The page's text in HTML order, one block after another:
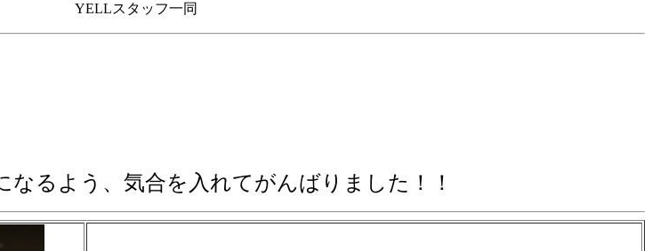
一同
るよう、気合を入れてがんばりました！！